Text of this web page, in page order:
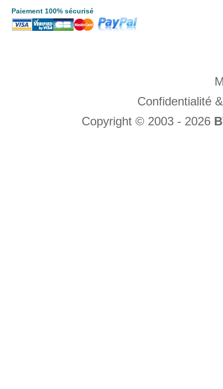
Paiement 100% sécurisé
Confidentialité
Copyright © 2003 - 2026